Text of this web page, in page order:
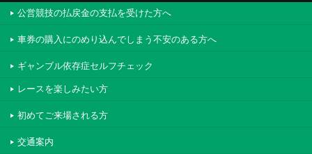
公営競技の払戻金の支払を受けた方へ
車券の購入にのめり込んでしまう不安のある方へ
ギャンブル依存症セルフチェック
レースを楽しみたい方
初めてご来場される方
交通案内